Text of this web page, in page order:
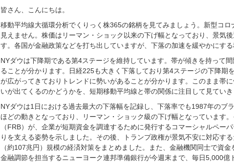
皆さん、こんにちは。
移動平均線大循環分析でくりっく株365の銘柄を見てみましょう。新型コ
見えません。株価はリーマン・ショック以来の下げ幅となっており、景気
す。各国が金融政策などを打ち出していますが、下落の加速を緩やかにす
NYダウは下降期である第4ステージを維持しています。帯が傾きを持って
ることが分かります。日経225も大きく下落しており第4ステージの下降期
が広がってきておりトレンドに勢いがあることが分かります。このまま帯
いが出てくるのかどうかを、短期移動平均線と帯の関係に注目して見てい
NYダウは1日における過去最大の下落幅を記録し、下落率でも1987年のブ
ほどの動きとなっており、リーマン・ショック級の下げ幅となっています
（FRB）が、企業が短期資金を調達するために発行するコマーシャルペー
りを支える姿勢を示しました。その後、トランプ政権が景気不安に対応す
（約107兆円）規模の経済対策をまとめました。また、金融機関同士で資
金融調節を担当するニューヨーク連邦準備銀行が今週末まで、毎日5,000